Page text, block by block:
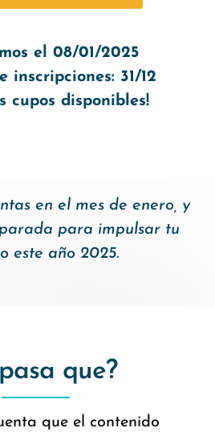
el 08/01/2025
inscripciones: 31/12
cupos disponibles!
en el mes de enero, y
para impulsar tu
este año 2025.
que?
que el contenido